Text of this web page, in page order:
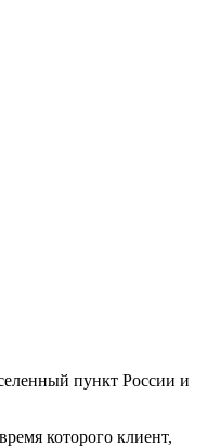
пункт России и
которого клиент,